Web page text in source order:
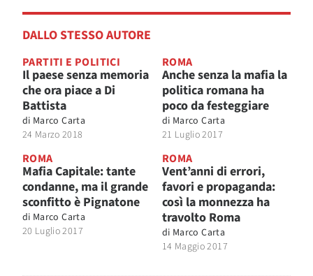
DALLO STESSO AUTORE
PARTITI E POLITICI
Il paese senza memoria
che ora piace a Di
Battista
di Marco Carta
24 Marzo 2018
ROMA
Anche senza la mafia la
politica romana ha
poco da festeggiare
di Marco Carta
21 Luglio 2017
ROMA
Mafia Capitale: tante
condanne, ma il grande
sconfitto è Pignatone
di Marco Carta
20 Luglio 2017
ROMA
Vent’anni di errori,
favori e propaganda:
così la monnezza ha
travolto Roma
di Marco Carta
14 Maggio 2017